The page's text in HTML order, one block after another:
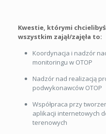
Kwestie, którymi
wszystkim zajął/zajęła to:
Koordynacja i nadzór
monitoringu w OTOP
Nadzór nad realizacją
podwykonawców OTOP
Współpraca przy
aplikacji internetowych
terenowych